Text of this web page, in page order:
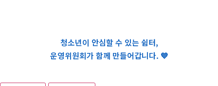
청소년이 안심할 수 있는 쉼터,
운영위원회가 함께 만들어갑니다. 💙